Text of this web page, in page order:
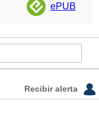
ePUB
Recibir alerta